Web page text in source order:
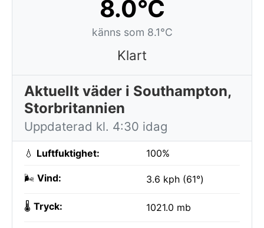
8.0°C
känns som 8.1°C
Klart
Aktuellt väder i Southampton,
Storbritannien
Uppdaterad kl. 4:30 idag
💧 Luftfuktighet: 100%
🌬️ Vind: 3.6 kph (61°)
🌡️ Tryck: 1021.0 mb